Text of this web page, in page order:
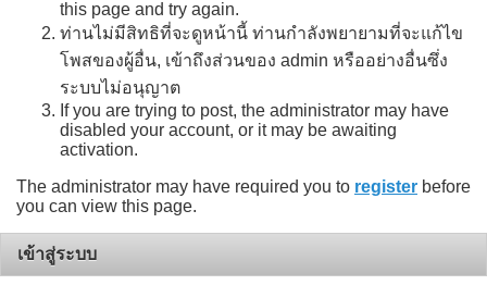
this page and try again.
ท่านไม่มีสิทธิที่จะดูหน้านี้ ท่านกำลังพยายามที่จะแก้ไข
โพสของผู้อื่น, เข้าถึงส่วนของ admin หรืออย่างอื่นซึ่ง
ระบบไม่อนุญาต
If you are trying to post, the administrator may have
disabled your account, or it may be awaiting
activation.
The administrator may have required you to register before
you can view this page.
เข้าสู่ระบบ